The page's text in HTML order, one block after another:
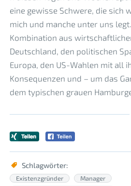
eine gewisse Schwere, die sich
mich und manche unter uns
Kombination aus
Deutschland, den politischen
Europa, den US-Wahlen mit all
Konsequenzen und – um das
dem typischen grauen
Schlagwörter:
Existenzgründer
Manager